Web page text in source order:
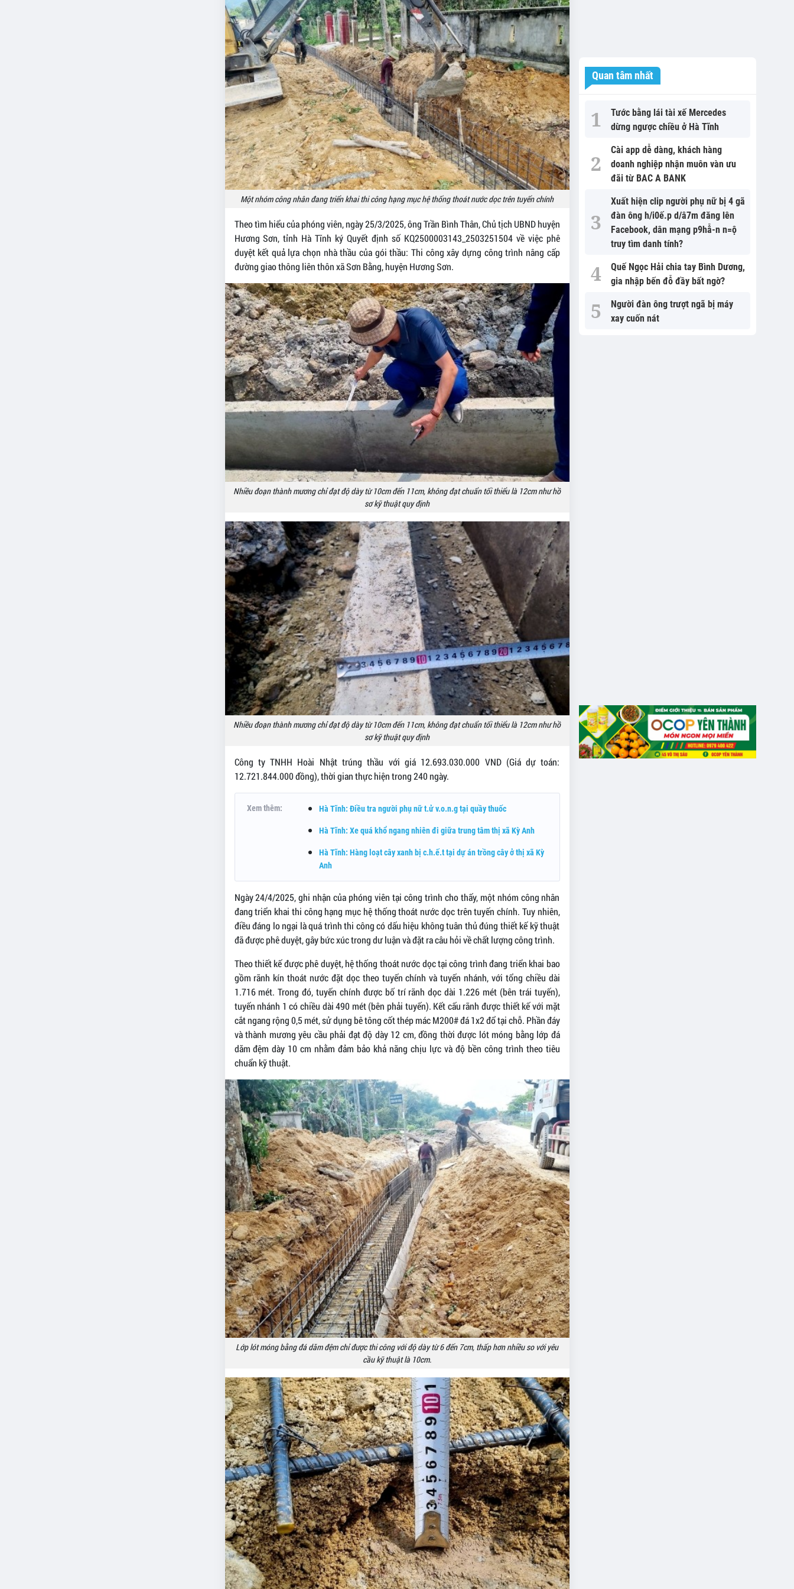
Một nhóm công nhân đang triển khai thi công hạng mục hệ thống thoát nước dọc trên tuyến chính
Theo tìm hiểu của phóng viên, ngày 25/3/2025, ông Trần Bình Thân, Chủ tịch UBND huyện
Hương Sơn, tỉnh Hà Tĩnh ký Quyết định số KQ2500003143_2503251504 về việc phê
duyệt kết quả lựa chọn nhà thầu của gói thầu: Thi công xây dựng công trình nâng cấp
đường giao thông liên thôn xã Sơn Bằng, huyện Hương Sơn.
Nhiều đoạn thành mương chỉ đạt độ dày từ 10cm đến 11cm, không đạt chuẩn tối thiểu là 12cm như hồ
sơ kỹ thuật quy định
Nhiều đoạn thành mương chỉ đạt độ dày từ 10cm đến 11cm, không đạt chuẩn tối thiểu là 12cm như hồ
sơ kỹ thuật quy định
Công ty TNHH Hoài Nhật trúng thầu với giá 12.693.030.000 VND (Giá dự toán:
12.721.844.000 đồng), thời gian thực hiện trong 240 ngày.
Xem thêm: Hà Tĩnh: Điều tra người phụ nữ t.ử v.o.n.g tại quầy thuốc
Hà Tĩnh: Xe quá khổ ngang nhiên đi giữa trung tâm thị xã Kỳ Anh
Hà Tĩnh: Hàng loạt cây xanh bị c.h.ế.t tại dự án trồng cây ở thị xã Kỳ
Anh
Ngày 24/4/2025, ghi nhận của phóng viên tại công trình cho thấy, một nhóm công nhân
đang triển khai thi công hạng mục hệ thống thoát nước dọc trên tuyến chính. Tuy nhiên,
điều đáng lo ngại là quá trình thi công có dấu hiệu không tuân thủ đúng thiết kế kỹ thuật
đã được phê duyệt, gây bức xúc trong dư luận và đặt ra câu hỏi về chất lượng công trình.
Theo thiết kế được phê duyệt, hệ thống thoát nước dọc tại công trình đang triển khai bao
gồm rãnh kín thoát nước đặt dọc theo tuyến chính và tuyến nhánh, với tổng chiều dài
1.716 mét. Trong đó, tuyến chính được bố trí rãnh dọc dài 1.226 mét (bên trái tuyến),
tuyến nhánh 1 có chiều dài 490 mét (bên phải tuyến). Kết cấu rãnh được thiết kế với mặt
cắt ngang rộng 0,5 mét, sử dụng bê tông cốt thép mác M200# đá 1x2 đổ tại chỗ. Phần đáy
và thành mương yêu cầu phải đạt độ dày 12 cm, đồng thời được lót móng bằng lớp đá
dăm đệm dày 10 cm nhằm đảm bảo khả năng chịu lực và độ bền công trình theo tiêu
chuẩn kỹ thuật.
Lớp lót móng bằng đá dăm đệm chỉ được thi công với độ dày từ 6 đến 7cm, thấp hơn nhiều so với yêu
cầu kỹ thuật là 10cm.
Quan tâm nhất
Tước bằng lái tài xế Mercedes
dừng ngược chiều ở Hà Tĩnh
Cài app dễ dàng, khách hàng
doanh nghiệp nhận muôn vàn ưu
đãi từ BAC A BANK
Xuất hiện clip người phụ nữ bị 4 gã
đàn ông h/i0ế.p d/â7m đăng lên
Facebook, dân mạng p9hẫ-n n=ộ
truy tìm danh tính?
Quế Ngọc Hải chia tay Bình Dương,
gia nhập bến đỗ đầy bất ngờ?
Người đàn ông trượt ngã bị máy
xay cuốn nát